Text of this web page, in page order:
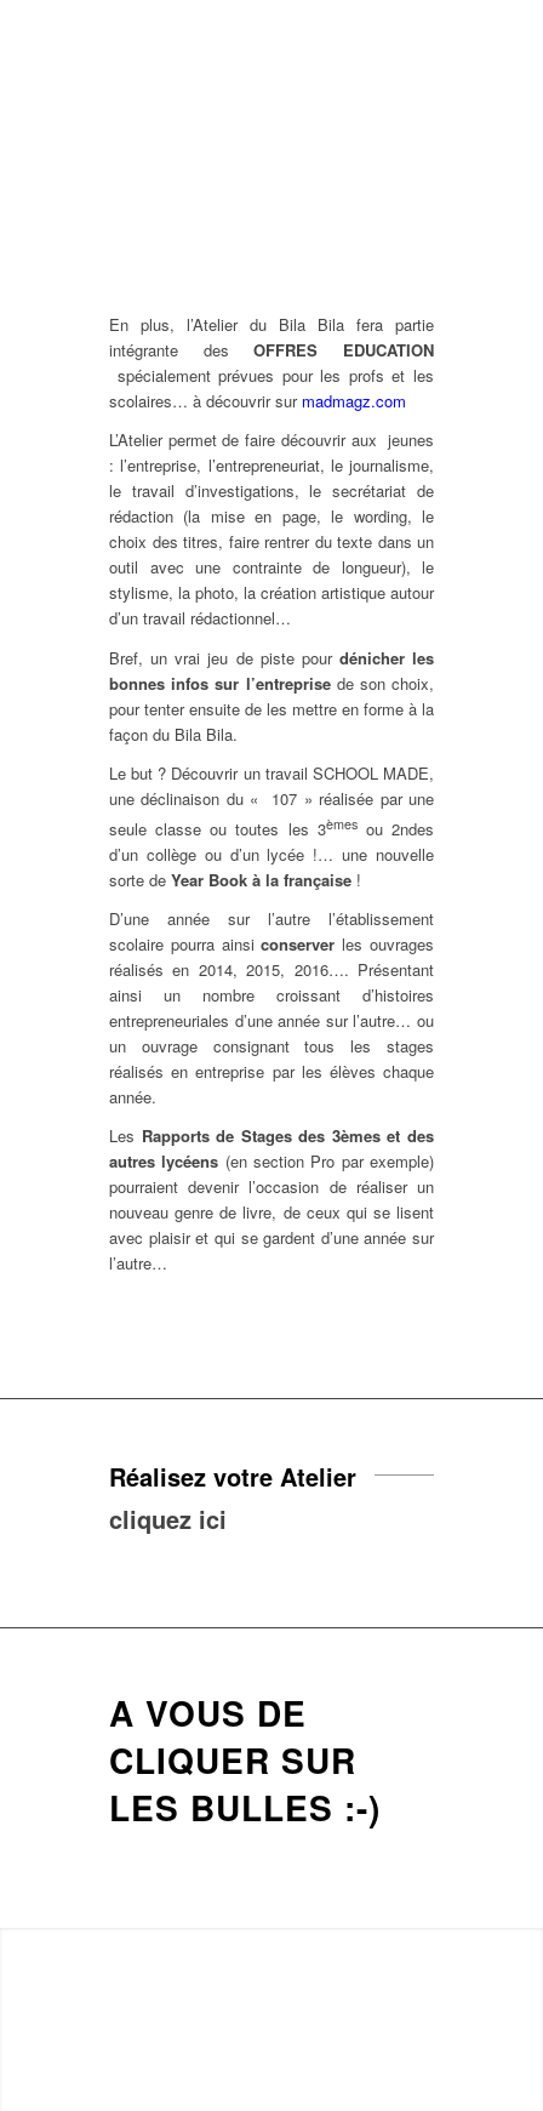
En plus, l’Atelier du Bila Bila fera partie
intégrante desOFFRES EDUCATION
spécialement prévues pour les profs et les
scolaires… à découvrir sur madmagz.com
L’Atelier permet de faire découvrir aux jeunes
: l’entreprise, l’entrepreneuriat, le journalisme,
le travail d’investigations, le secrétariat de
rédaction (la mise en page, le wording, le
choix des titres, faire rentrer du texte dans un
outil avec une contrainte de longueur), le
stylisme, la photo, la création artistique autour
d’un travail rédactionnel…
Bref, un vrai jeu de piste pour dénicher les
bonnes infos sur l’entreprise de son choix,
pour tenter ensuite de les mettre en forme à la
façon du Bila Bila.
Le but ? Découvrir un travail SCHOOL MADE,
une déclinaison du « 107 » réalisée par une
seule classe ou toutes les 3èmesou 2ndes
d’un collège ou d’un lycée !… une nouvelle
sorte de Year Book à la française !
D’une année sur l’autre l’établissement
scolaire pourra ainsiconserver les ouvrages
réalisés en 2014, 2015, 2016…. Présentant
ainsi un nombre croissant d’histoires
entrepreneuriales d’une année sur l’autre… ou
un ouvrage consignant tous les stages
réalisés en entreprise par les élèves chaque
année.
Les Rapports de Stages des 3èmes et des
autres lycéens (en section Pro par exemple)
pourraient devenir l’occasion de réaliser un
nouveau genre de livre, de ceux qui se lisent
avec plaisir et qui se gardent d’une année sur
l’autre…
Réalisez votre Atelier
cliquez ici
A VOUS DE
CLIQUER SUR
LES BULLES :-)